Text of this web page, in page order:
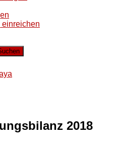
einreichen
2018